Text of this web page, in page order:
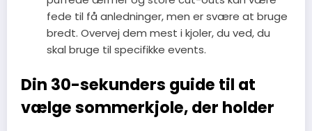
fede til få anledninger, men er svære at bruge
bredt. Overvej dem mest i kjoler, du ved, du
skal bruge til specifikke events.
Din 30-sekunders guide til at
vælge sommerkjole, der holder